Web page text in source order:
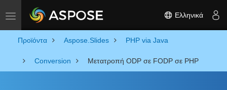
Toggle navigation Ελληνικά
Προϊόντα Aspose.Slides PHP via Java
Conversion Μετατροπή ODP σε FODP σε PHP